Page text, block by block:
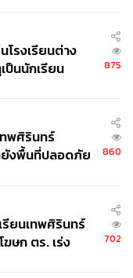
ายที่สุด Michael
กลายเป็นจุดเริ่ม
องเท้ากีฬาที่ประสบ
โรงเรียนต่าง
ป็นนักเรียน
875
ทพศิรินทร์
งพื้นที่ปลอดภัย
860
รียนเทพศิรินทร์
ษก ตร. เร่ง
702